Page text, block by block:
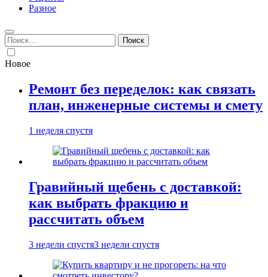
Разное
Найти:
Новое
Ремонт без переделок: как связать
план, инженерные системы и смету
1 неделя спустя
Гравийный щебень с доставкой:
как выбрать фракцию и
рассчитать объем
3 недели спустя3 недели спустя